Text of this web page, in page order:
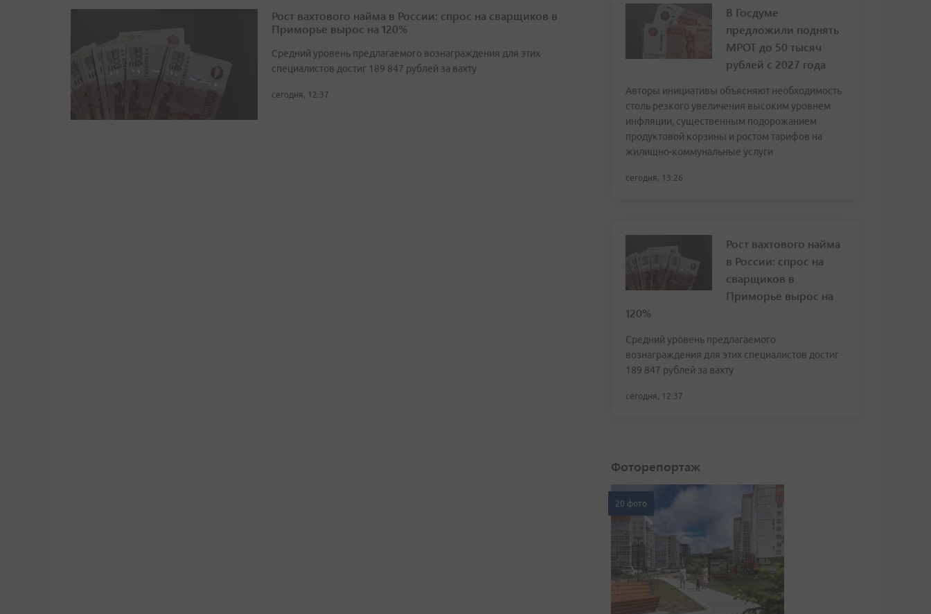
Рост вахтового найма в России: спрос на сварщиков в
Приморье вырос на 120%
Средний уровень предлагаемого вознаграждения для этих
специалистов достиг 189 847 рублей за вахту
сегодня, 12:37
В Госдуме
предложили поднять
МРОТ до 50 тысяч
рублей с 2027 года
Авторы инициативы объясняют необходимость
столь резкого увеличения высоким уровнем
инфляции, существенным подорожанием
продуктовой корзины и ростом тарифов на
жилищно-коммунальные услуги
сегодня, 13:26
Рост вахтового найма
в России: спрос на
сварщиков в
Приморье вырос на
120%
Средний уровень предлагаемого
вознаграждения для этих специалистов достиг
189 847 рублей за вахту
сегодня, 12:37
Фоторепортаж
20 фото